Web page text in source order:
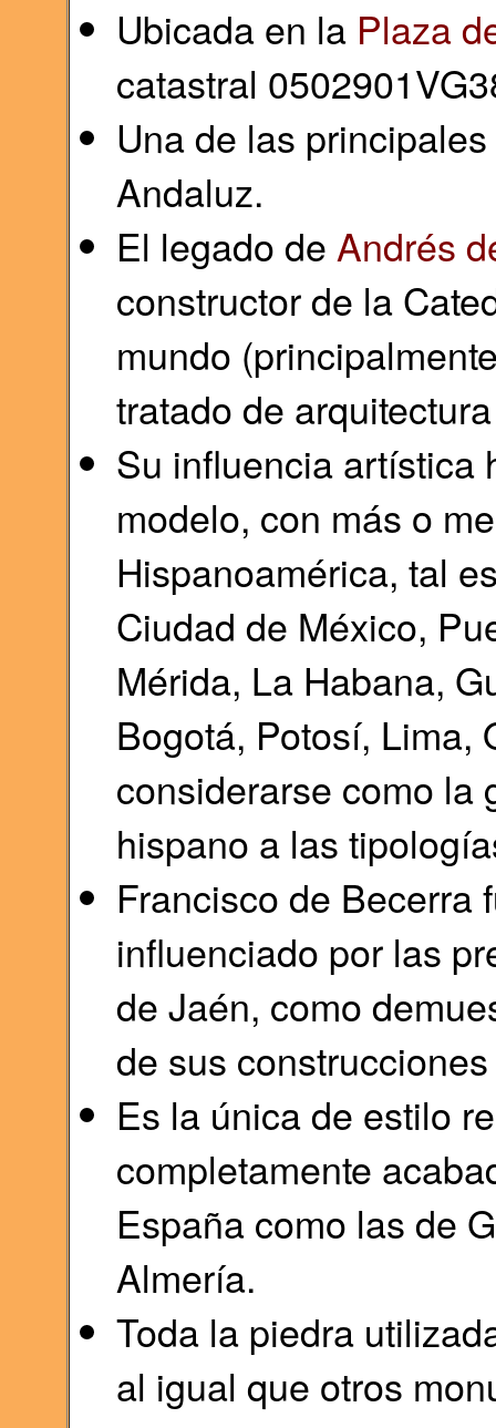
Ubicada en la Plaza
catastral
Una de las
Andaluz.
El legado de Andrés
constructor de la
mundo
tratado de
Su influencia artística
modelo, con más o
Hispanoamérica, tal
Ciudad de México,
Mérida, La Habana,
Bogotá, Potosí, Lima,
considerarse como la
hispano a las
Francisco de Becerra
influenciado por las
de Jaén, como
de sus
Es la única de estilo
completamente
España como las de
Almería.
Toda la piedra
al igual que otros